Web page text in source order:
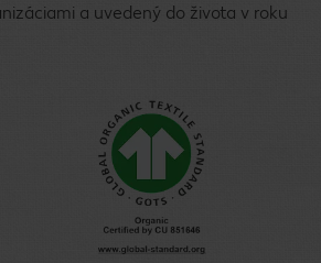
a uvedený do života v roku